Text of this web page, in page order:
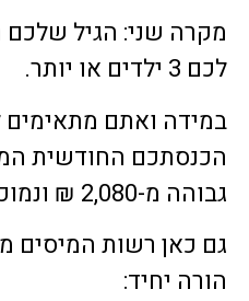
לכם 3 ילדים או יותר.
במידה ואתם
הכנסתכם החודשית
גבוהה מ-2,080 ₪ ונמוכה מ-6,870.
גם כאן רשות המיסים
הורה יחיד: